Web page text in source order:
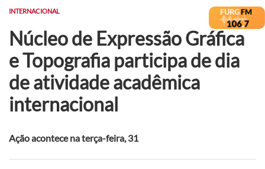
INTERNACIONAL
Núcleo de Expressão Gráfica
e Topografia participa de dia
de atividade acadêmica
internacional
Ação acontece na terça-feira, 31